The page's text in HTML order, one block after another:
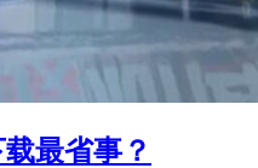
最省事？